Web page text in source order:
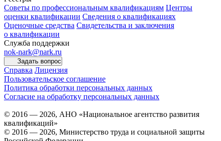
Советы по профессиональным квалификациям Центры
оценки квалификации Сведения о квалификациях
Оценочные средства Свидетельства и заключения
о квалификации
Служба поддержки
nok-nark@nark.ru
Задать вопрос
Справка Лицензия
Пользовательское соглашение
Политика обработки персональных данных
Согласие на обработку персональных данных
© 2016 — 2026, АНО «Национальное агентство развития
квалификаций»
© 2016 — 2026, Министерство труда и социальной защиты